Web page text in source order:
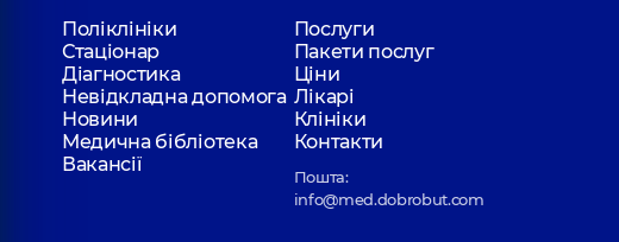
Поліклініки
Послуги
Стаціонар
Пакети послуг
Діагностика
Ціни
Невідкладна допомога Лікарі
Новини
Клініки
Медична бібліотека
Контакти
Вакансії
Пошта:
info@med.dobrobut.com